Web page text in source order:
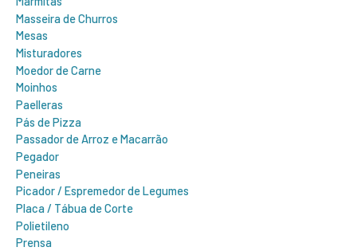
Masseira de Churros
Mesas
Misturadores
Moedor de Carne
Moinhos
Paelleras
Pás de Pizza
Passador de Arroz e Macarrão
Pegador
Peneiras
Picador / Espremedor de Legumes
Placa / Tábua de Corte
Polietileno
Prensa